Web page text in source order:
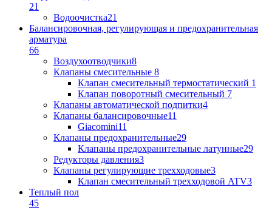
21
Водоочистка21
Балансировочная, регулирующая и предохранительная
арматура
66
Воздухоотводчики8
Клапаны cмесительные 8
Клапан cмесительный термостатический 1
Клапан поворотный cмесительный 7
Клапаны автоматической подпитки4
Клапаны балансировочные11
Giacomini11
Клапаны предохранительные29
Клапаны предохранительные латунные29
Редукторы давления3
Клапаны регулирующие трехходовые3
Клапан смесительный трехходовой ATV3
Теплый пол
45